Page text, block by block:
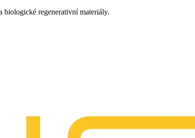
biologické regenerativní materiály.